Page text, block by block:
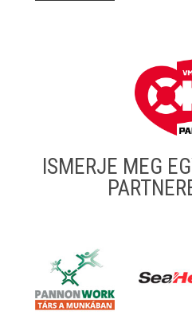
ISMERJE MEG